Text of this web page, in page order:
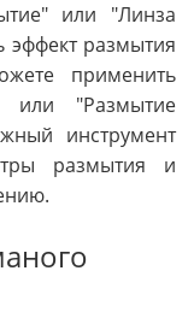
или "Линза
эффект размытия
применить
или "Размытие
инструмент
размытия и